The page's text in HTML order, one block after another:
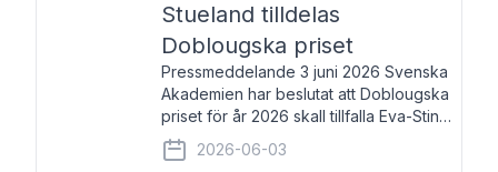
Stueland tilldelas
Doblougska priset
Pressmeddelande 3 juni 2026 Svenska
Akademien har beslutat att Doblougska
priset för år 2026 skall tillfalla Eva-Stina
Byggmästar, Magnus Dahlström, Matias
Faldbakken samt Espen Stueland.
2026-06-03